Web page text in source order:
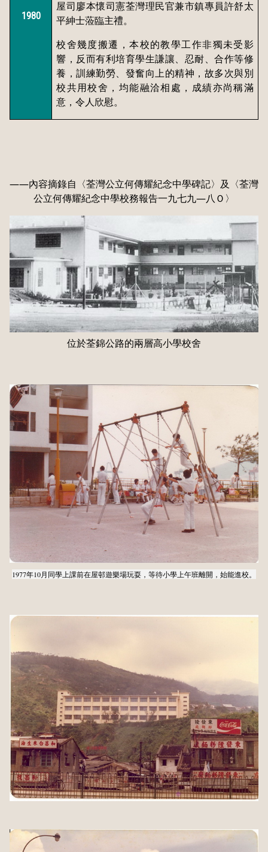
1980
屋司廖本懷司憲荃灣理民官兼市鎮專員許舒太
平紳士蒞臨主禮。
校舍幾度搬遷，本校的教學工作非獨未受影
響，反而有利培育學生謙讓、忍耐、合作等修
養，訓練勤勞、發奮向上的精神，故多次與別
校共用校舍，均能融洽相處，成績亦尚稱滿
意，令人欣慰。
――內容摘錄自〈荃灣公立何傳耀紀念中學碑記〉及〈荃灣
公立何傳耀紀念中學校務報告一九七九―八Ｏ〉
位於荃錦公路的兩層高小學校舍
1977年10月同學上課前在屋邨遊樂場玩耍，等待小學上午班離開，始能進校。